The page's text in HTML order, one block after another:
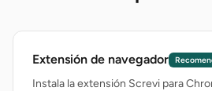
Extensión de navegador
Instala la extensión Screvi para